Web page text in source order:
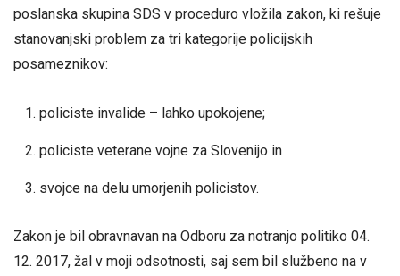
poslanska skupina SDS v proceduro vložila zakon, ki rešuje
stanovanjski problem za tri kategorije policijskih
posameznikov:
policiste invalide – lahko upokojene;
policiste veterane vojne za Slovenijo in
svojce na delu umorjenih policistov.
Zakon je bil obravnavan na Odboru za notranjo politiko 04.
12. 2017, žal v moji odsotnosti, saj sem bil službeno na v